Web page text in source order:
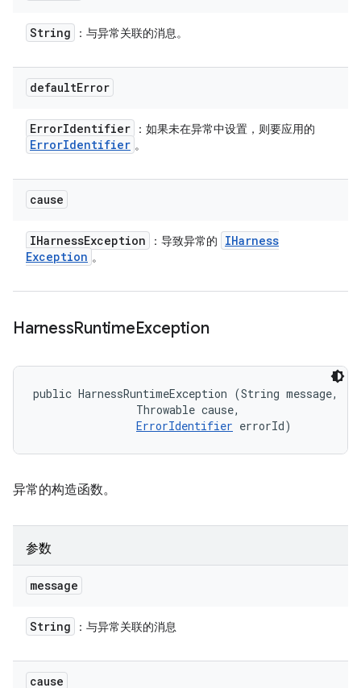
String ：与异常关联的消息。
defaultError
ErrorIdentifier ：如果未在异常中设置，则要应用的
ErrorIdentifier 。
cause
IHarnessException ：导致异常的
IHarness
Exception 。
HarnessRuntimeException
public HarnessRuntimeException (String message,
                Throwable cause,
ErrorIdentifier errorId)
异常的构造函数。
参数
message
String ：与异常关联的消息
cause